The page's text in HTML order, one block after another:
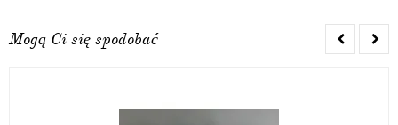
Mogą Ci się spodobać